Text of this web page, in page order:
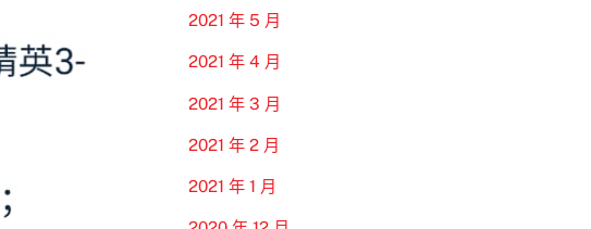
2021 年 5 月
2021 年 4 月
2021 年 3 月
2021 年 2 月
2021 年 1 月